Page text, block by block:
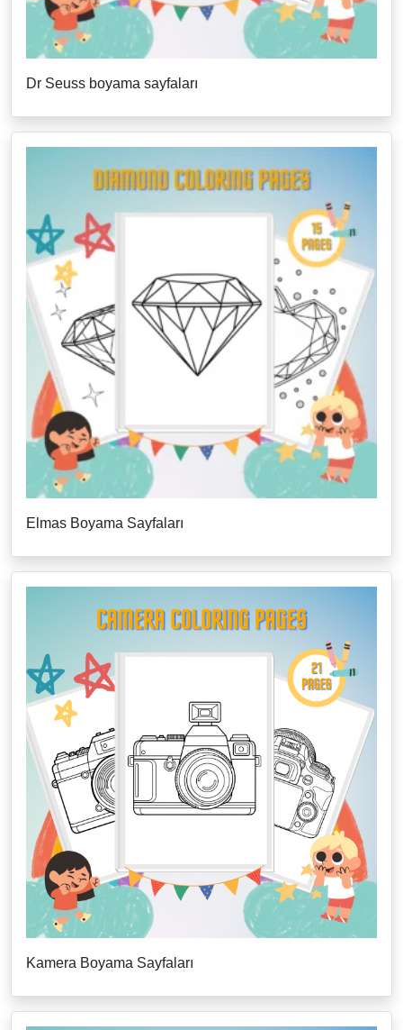
Dr Seuss boyama sayfaları
Elmas Boyama Sayfaları
Kamera Boyama Sayfaları